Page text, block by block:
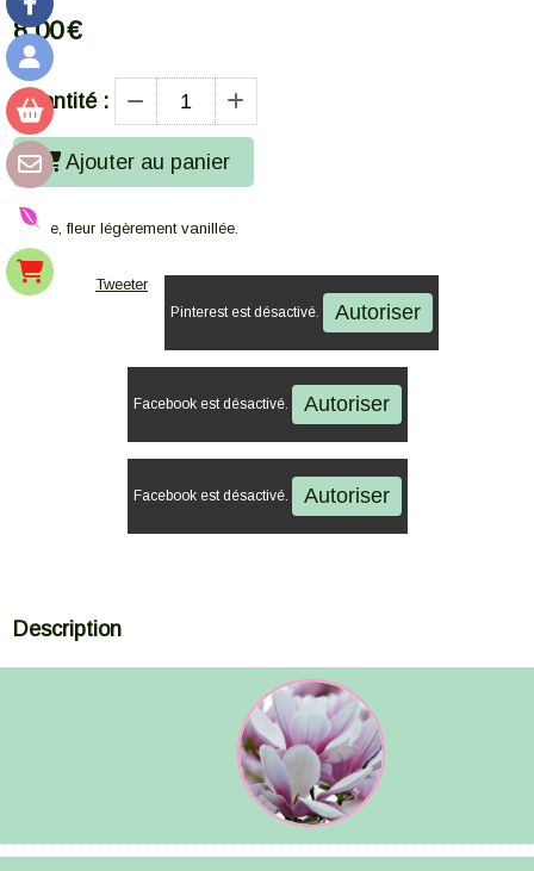
8,00€
Quantité :
Ajouter au panier
Suave, fleur légèrement vanillée.
Tweeter
Pinterest est désactivé. Autoriser
Facebook est désactivé. Autoriser
Facebook est désactivé. Autoriser
Description